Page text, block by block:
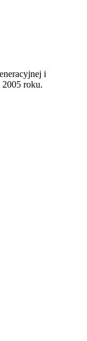
i
2005 roku.